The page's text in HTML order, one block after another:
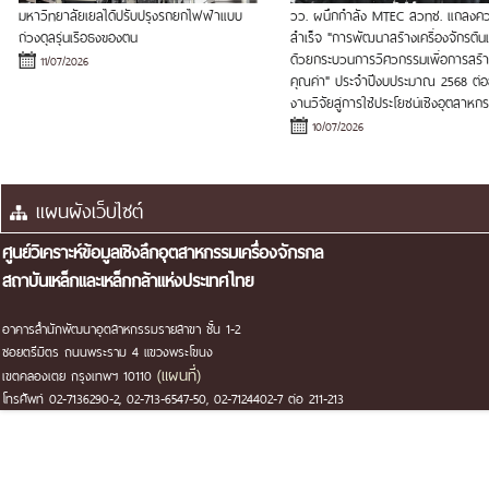
มหาวิทยาลัยเยลได้ปรับปรุงรถยกไฟฟ้าแบบ
ถ่วงดุลรุ่นเรือธงของตน
11/07/2026
วว. ผนึกกำลัง MTEC สวทช. แถลงค
สำเร็จ "การพัฒนาสร้างเครื่องจักรต้
ด้วยกระบวนการวิศวกรรมเพื่อการสร้
คุณค่า" ประจำปีงบประมาณ 2568 ต่
งานวิจัยสู่การใช้ประโยชน์เชิงอุตสาหก
10/07/2026
ศูนย์วิเคราะห์ข้อมูลเชิงลึกอุตสาหกรรมเครื่องจักรกล
สถาบันเหล็กและเหล็กกล้าแห่งประเทศไทย
อาคารสำนักพัฒนาอุตสาหกรรมรายสาขา ชั้น 1-2
ซอยตรีมิตร ถนนพระราม 4 แขวงพระโขนง
เขตคลองเตย กรุงเทพฯ 10110 (แผนที่)
โทรศัพท์ 02-7136290-2, 02-713-6547-50, 02-7124402-7 ต่อ 211-213